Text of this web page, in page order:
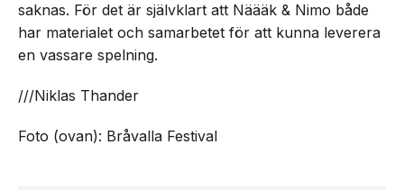
saknas. För det är självklart att Näääk & Nimo både
har materialet och samarbetet för att kunna leverera
en vassare spelning.
///Niklas Thander
Foto (ovan): Bråvalla Festival